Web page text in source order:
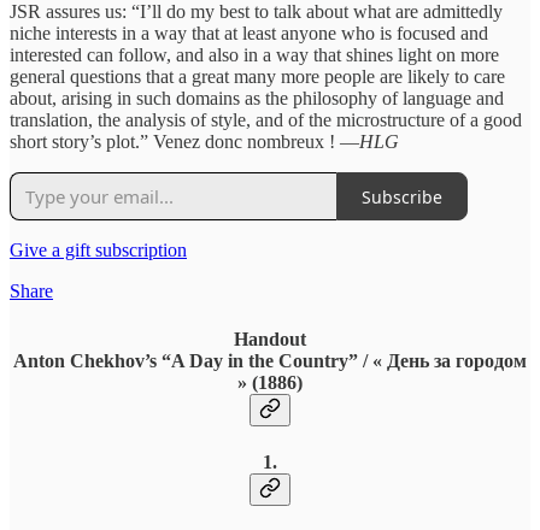
JSR assures us: “I’ll do my best to talk about what are admittedly
niche interests in a way that at least anyone who is focused and
interested can follow, and also in a way that shines light on more
general questions that a great many more people are likely to care
about, arising in such domains as the philosophy of language and
translation, the analysis of style, and of the microstructure of a good
short story’s plot.” Venez donc nombreux ! —HLG
Subscribe
Give a gift subscription
Share
Handout
Anton Chekhov’s “A Day in the Country” / « День за городом
» (1886)
1.